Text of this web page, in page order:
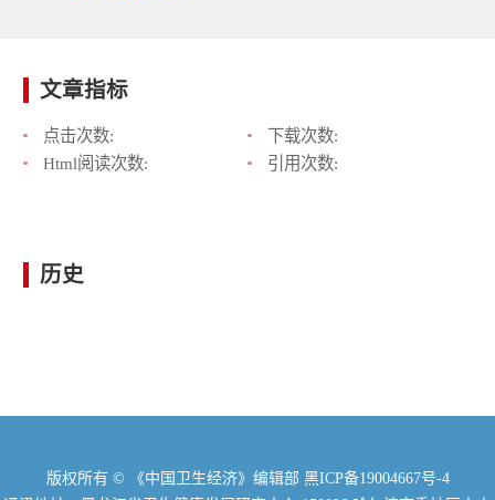
文章指标
点击次数:
下载次数:
Html阅读次数:
引用次数:
历史
版权所有 © 《中国卫生经济》编辑部 黑ICP备19004667号-4